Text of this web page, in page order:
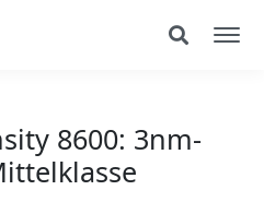
8600: 3nm-